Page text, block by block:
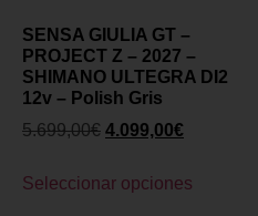
SENSA GIULIA GT –
PROJECT Z – 2027 –
SHIMANO ULTEGRA DI2
12v – Polish Gris
5.699,00€ 4.099,00€
Seleccionar opciones